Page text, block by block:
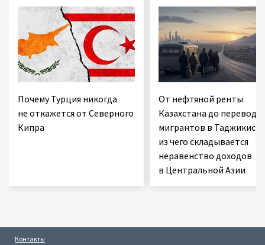
Почему Турция никогда
не откажется от Северного
Кипра
От нефтяной ренты
Казахстана до
мигрантов в
из чего складывается
неравенство доходов
в Центральной Азии
Контакты